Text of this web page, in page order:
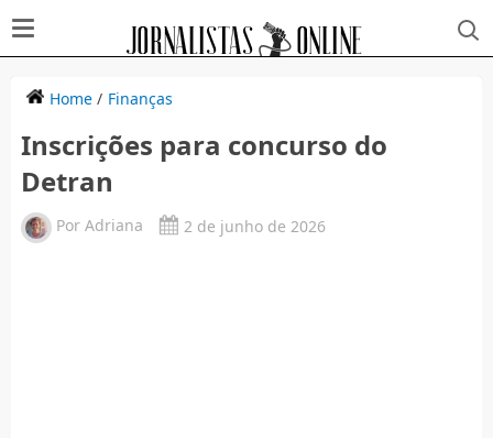
Home/ Finanças
Inscrições para concurso do
Detran
Por Adriana 2 de junho de 2026